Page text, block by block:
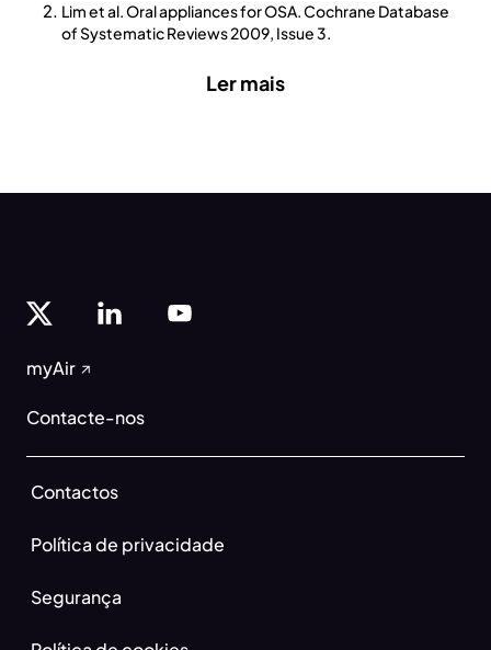
Lim et al. Oral appliances for OSA. Cochrane Database
of Systematic Reviews 2009, Issue 3.
Ler mais
myAir
Contacte-nos
Contactos
Política de privacidade
Segurança